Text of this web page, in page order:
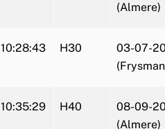
(Almere)
10:28:43 H30
03-07-
10:35:29 H40
08-09-
(Almere)